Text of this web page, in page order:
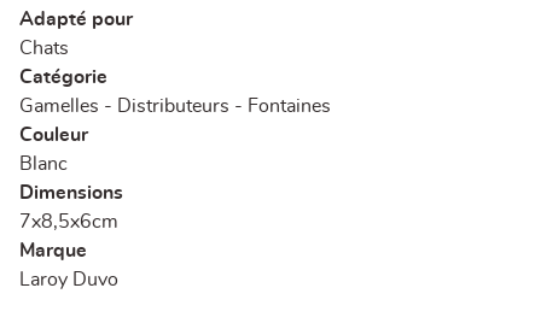
Adapté pour
Chats
Catégorie
Gamelles - Distributeurs - Fontaines
Couleur
Blanc
Dimensions
7x8,5x6cm
Marque
Laroy Duvo